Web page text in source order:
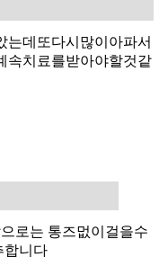
는데또다시많이아파서
속치료를받아야할것같
로는 통즈멊이걸을수
합니다